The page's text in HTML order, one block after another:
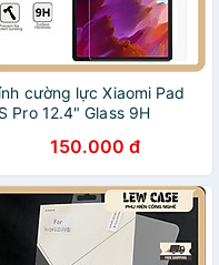
cường lực Xiaomi Pad
Pro 12.4" Glass 9H
150.000 đ